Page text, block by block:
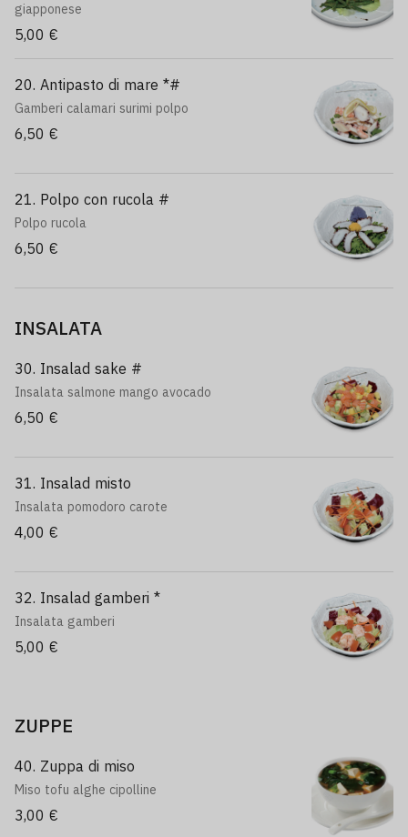
giapponese
5,00 €
20. Antipasto di mare *#
Gamberi calamari surimi polpo
6,50 €
21. Polpo con rucola #
Polpo rucola
6,50 €
INSALATA
30. Insalad sake #
Insalata salmone mango avocado
6,50 €
31. Insalad misto
Insalata pomodoro carote
4,00 €
32. Insalad gamberi *
Insalata gamberi
5,00 €
ZUPPE
40. Zuppa di miso
Miso tofu alghe cipolline
3,00 €